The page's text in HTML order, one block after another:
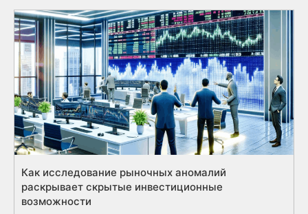
Как исследование рыночных аномалий
раскрывает скрытые инвестиционные
возможности